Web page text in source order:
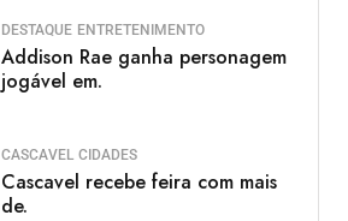
DESTAQUE ENTRETENIMENTO
Addison Rae ganha personagem
jogável em.
CASCAVEL CIDADES
Cascavel recebe feira com mais
de.